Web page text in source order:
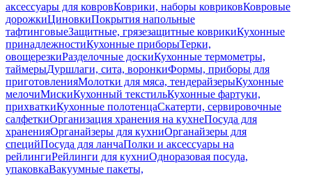
аксессуары для ковровКоврики, наборы ковриковКовровые
дорожкиЦиновкиПокрытия напольные
тафтинговыеЗащитные, грязезащитные коврикиКухонные
принадлежностиКухонные приборыТерки,
овощерезкиРазделочные доскиКухонные термометры,
таймерыДуршлаги, сита, воронкиФормы, приборы для
приготовленияМолотки для мяса, тендерайзерыКухонные
мелочиМискиКухонный текстильКухонные фартуки,
прихваткиКухонные полотенцаСкатерти, сервировочные
салфеткиОрганизация хранения на кухнеПосуда для
храненияОрганайзеры для кухниОрганайзеры для
специйПосуда для ланчаПолки и аксессуары на
рейлингиРейлинги для кухниОдноразовая посуда,
упаковкаВакуумные пакеты,